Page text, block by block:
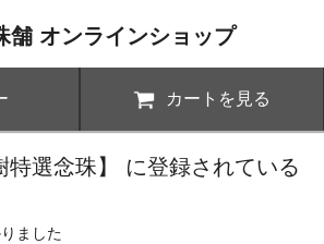
舗 オンラインショップ
カートを見る
特選念珠】 に登録されている
ました